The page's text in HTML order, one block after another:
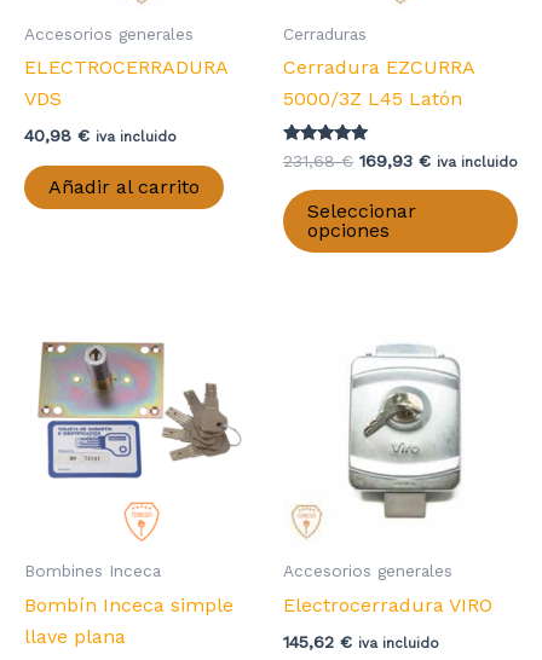
Accesorios generales
ELECTROCERRADURA
VDS
40,98 € iva incluido
Añadir al carrito
Cerraduras
Cerradura EZCURRA
5000/3Z L45 Latón
Valorado con
5.00
de 5
231,68€ El
original
era:
169,93 €El
169,93 €.
iva incluido
Seleccionar
opciones
Bombines Inceca
Bombín Inceca simple
llave plana
Accesorios generales
Electrocerradura VIRO
145,62 € iva incluido